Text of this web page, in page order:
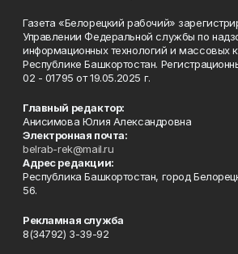
Газета «Белорецкий рабочий»
Управлении Федеральной службы по
информационных технологий и массовых
Республике Башкортостан.
02 - 01795 от 19.05.2025 г.
Главный редактор:
Анисимова Юлия Александровна
Электронная почта:
belrab-rek@mail.ru
Адрес редакции:
Республика Башкортостан, город
56.
Рекламная служба
8(34792) 3-39-92